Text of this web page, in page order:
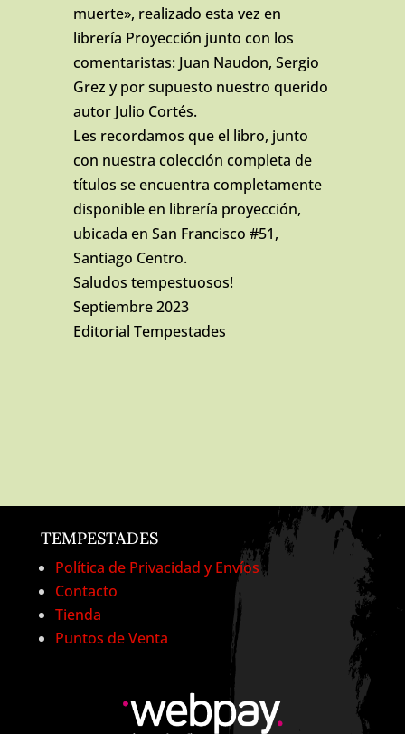
muerte», realizado esta vez en
librería Proyección junto con los
comentaristas: Juan Naudon, Sergio
Grez y por supuesto nuestro querido
autor Julio Cortés.
Les recordamos que el libro, junto
con nuestra colección completa de
títulos se encuentra completamente
disponible en librería proyección,
ubicada en San Francisco #51,
Santiago Centro.
Saludos tempestuosos!
Septiembre 2023
Editorial Tempestades
TEMPESTADES
Política de Privacidad y Envíos
Contacto
Tienda
Puntos de Venta